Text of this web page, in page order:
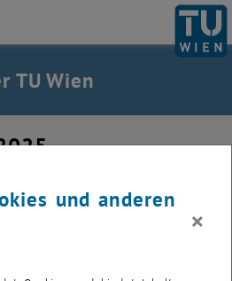
TU Wien
und Thermodynamik
und anderen
×